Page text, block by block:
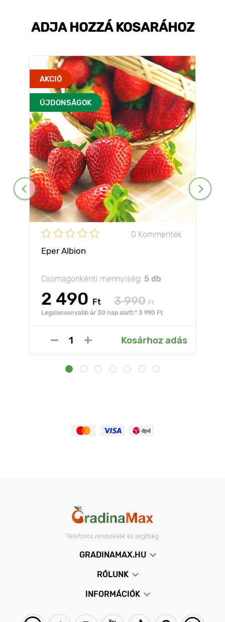
ADJA HOZZÁ KOSARÁHOZ
AKCIÓ
ÚJDONSÁGOK
0 Kommentek
Eper Albion
Csomagonkénti mennyiség: 5 db
2 490 Ft 3 990 Ft
Legalacsonyabb ár 30 nap alatt:* 3 990 Ft
Kosárhoz adás
Telefonos rendelések és segítség
GRADINAMAX.HU
RÓLUNK
INFORMÁCIÓK